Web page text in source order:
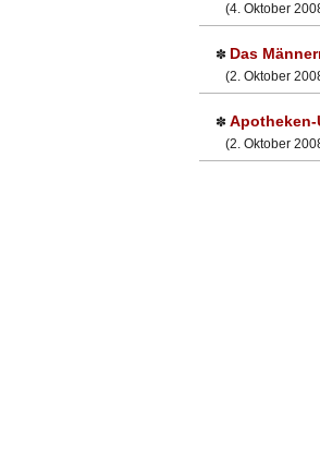
(4. Oktober
✽ Das
(2. Oktober
✽ Apotheken-
(2. Oktober